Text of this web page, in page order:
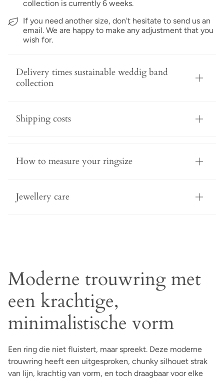
collection is currently 6 weeks.
If you need another size, don't hesitate to send us an
email. We are happy to make any adjustment that you
wish for.
Delivery times sustainable weddig band
collection
Shipping costs
How to measure your ringsize
Jewellery care
Moderne trouwring met
een krachtige,
minimalistische vorm
Een ring die niet fluistert, maar spreekt. Deze moderne
trouwring heeft een uitgesproken, chunky silhouet strak
van lijn, krachtig van vorm, en toch draagbaar voor elke